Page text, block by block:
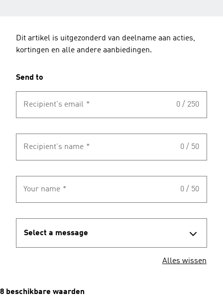
Dit artikel is uitgezonderd van deelname aan acties,
kortingen en alle andere aanbiedingen.
Send to
Recipient's email * 0 / 250
Recipient's name * 0 / 50
Your name * 0 / 50
Select a message
Alles wissen
8 beschikbare waarden